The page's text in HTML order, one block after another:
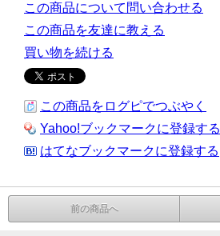
この商品について問い合わせる
この商品を友達に教える
買い物を続ける
この商品をログピでつぶやく
Yahoo!ブックマークに登録する
はてなブックマークに登録する
前の商品へ